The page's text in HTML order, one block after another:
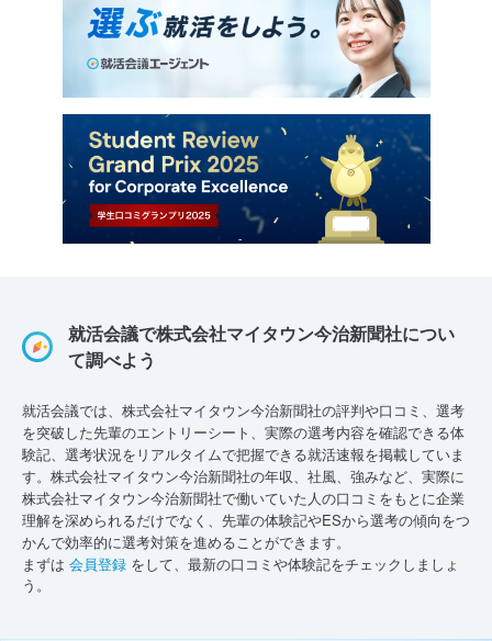
就活会議で株式会社マイタウン今治新聞社につい
て調べよう
就活会議では、株式会社マイタウン今治新聞社の評判や口コミ、選考
を突破した先輩のエントリーシート、実際の選考内容を確認できる体
験記、選考状況をリアルタイムで把握できる就活速報を掲載していま
す。株式会社マイタウン今治新聞社の年収、社風、強みなど、実際に
株式会社マイタウン今治新聞社で働いていた人の口コミをもとに企業
理解を深められるだけでなく、先輩の体験記やESから選考の傾向をつ
かんで効率的に選考対策を進めることができます。
まずは 会員登録 をして、最新の口コミや体験記をチェックしましょ
う。